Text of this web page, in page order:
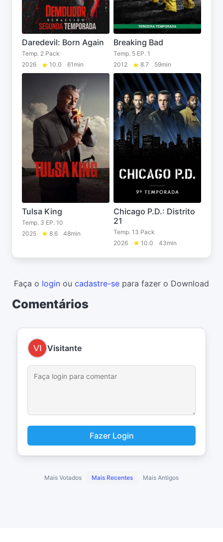
Daredevil: Born Again
Temp. 2 Pack
2026
10.0 61min
Breaking Bad
Temp. 5 EP. 1
2012
8.7 59min
Tulsa King
Temp. 3 EP. 10
2025
8.6 48min
Chicago P.D.: Distrito
21
Temp. 13 Pack
2026
10.0 43min
Faça o login ou cadastre-se para fazer o Download
Comentários
Visitante
Fazer Login
Mais Votados Mais Recentes Mais Antigos